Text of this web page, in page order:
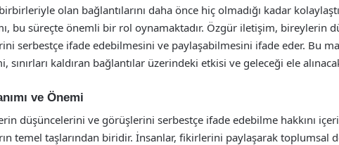
olan bağlantılarını daha önce hiç olmadığı kadar
bu süreçte önemli bir rol oynamaktadır. Özgür iletişim, bireylerin
serbestçe ifade edebilmesini ve paylaşabilmesini ifade eder. Bu
kaldıran bağlantılar üzerindeki etkisi ve geleceği ele
ve Önemi
düşüncelerini ve görüşlerini serbestçe ifade edebilme hakkını
temel taşlarından biridir. İnsanlar, fikirlerini paylaşarak toplumsal